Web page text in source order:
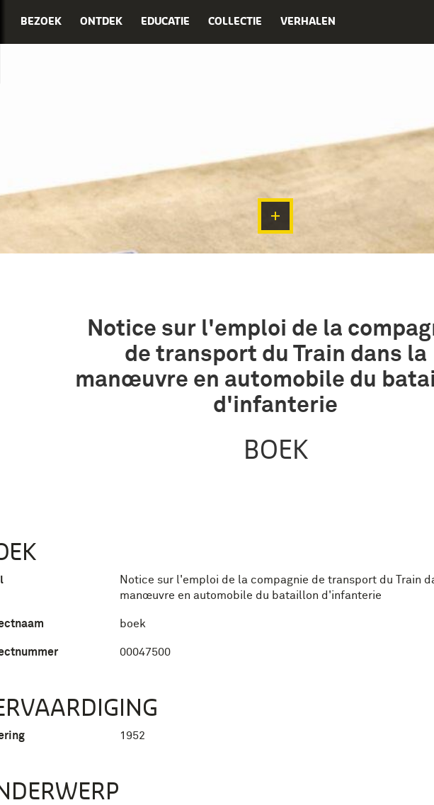
BEZOEK ONTDEK EDUCATIE COLLECTIE VERHALEN
Notice sur l'emploi de la
de transport du Train dans la
manœuvre en automobile du
d'infanterie
BOEK
Notice sur l'emploi de la compagnie de transport du Train
manœuvre en automobile du bataillon d'infanterie
boek
00047500
1952